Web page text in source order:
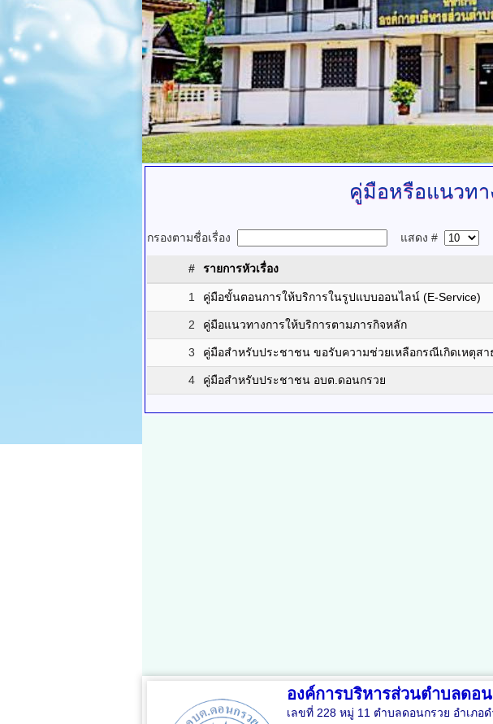
คู่มือหรือแนวทา
กรองตามชื่อเรื่อง แสดง #
# รายการหัวเรื่อง
1 คู่มือขั้นตอนการให้บริการในรูปแบบออนไลน์ (E-Service)
2 คู่มือแนวทางการให้บริการตามภารกิจหลัก
3 คู่มือสำหรับประชาชน ขอรับความช่วยเหลือกรณีเกิดเหตุส
4 คู่มือสำหรับประชาชน อบต.ดอนกรวย
องค์การบริหารส่วนตำบลดอ
เลขที่ 228 หมู่ 11 ตำบลดอนกรวย อำเภอ